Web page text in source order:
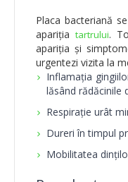
Placa bacteriană
apariția tartrului.
apariția și
urgentezi vizita la
Inflamația
lăsând rădăcinile
Respirație urât
Dureri în timpul
Mobilitatea